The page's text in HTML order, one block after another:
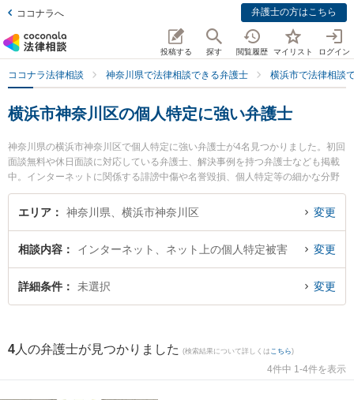
ココナラへ 弁護士の方はこちら
投稿する 探す 閲覧履歴 マイリスト ログイン
ココナラ法律相談 神奈川県で法律相談できる弁護士 横浜市で法律相談
横浜市神奈川区の個人特定に強い弁護士
神奈川県の横浜市神奈川区で個人特定に強い弁護士が4名見つかりました。初回
面談無料や休日面談に対応している弁護士、解決事例を持つ弁護士なども掲載
中。インターネットに関係する誹謗中傷や名誉毀損、個人特定等の細かな分野
での絞り込み検索もでき便利です。特に法律事務所横濱アカデミアの大城 基樹
弁護士や田村総合法律事務所の田村 宗久弁護士、ジン法律事務所弁護士法人 横
ルを今すぐに弁護士に相談したい』『個人特定のトラブル解決の実績豊富な近
くの弁護士を検索したい』『初回相談無料で個人特定を法律相談できる横浜市
神奈川区内の弁護士に相談予約したい』などでお困りの相談者さんにおすすめ
エリア 神奈川県、横浜市神奈川区 変更
相談内容 インターネット、ネット上の個人特定被害 変更
詳細条件 未選択 変更
4 人の弁護士が見つかりました (検索結果について詳しくは こちら)
4件中 1-4件を表示